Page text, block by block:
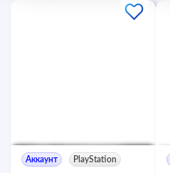
Аккаунт PlayStation